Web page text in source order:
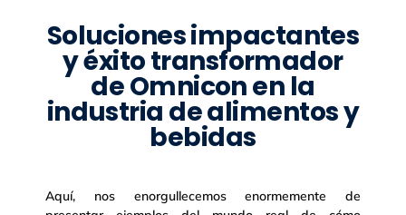
Soluciones impactantes
y éxito transformador
de Omnicon en la
industria de alimentos y
bebidas
Aquí, nos enorgullecemos enormemente de